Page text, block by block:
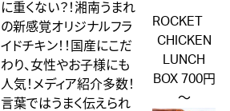
に重くない？！湘南うまれ
の新感覚オリジナルフラ
イドチキン！！国産にこだ
わり、女性やお子様にも
人気！メディア紹介多数！
言葉ではうまく伝えられ
ROCKET
CHICKEN
LUNCH
BOX 700円
～